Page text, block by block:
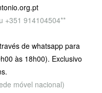
+351 914104504**
de whatsapp para
às 18h00). Exclusivo
móvel nacional)